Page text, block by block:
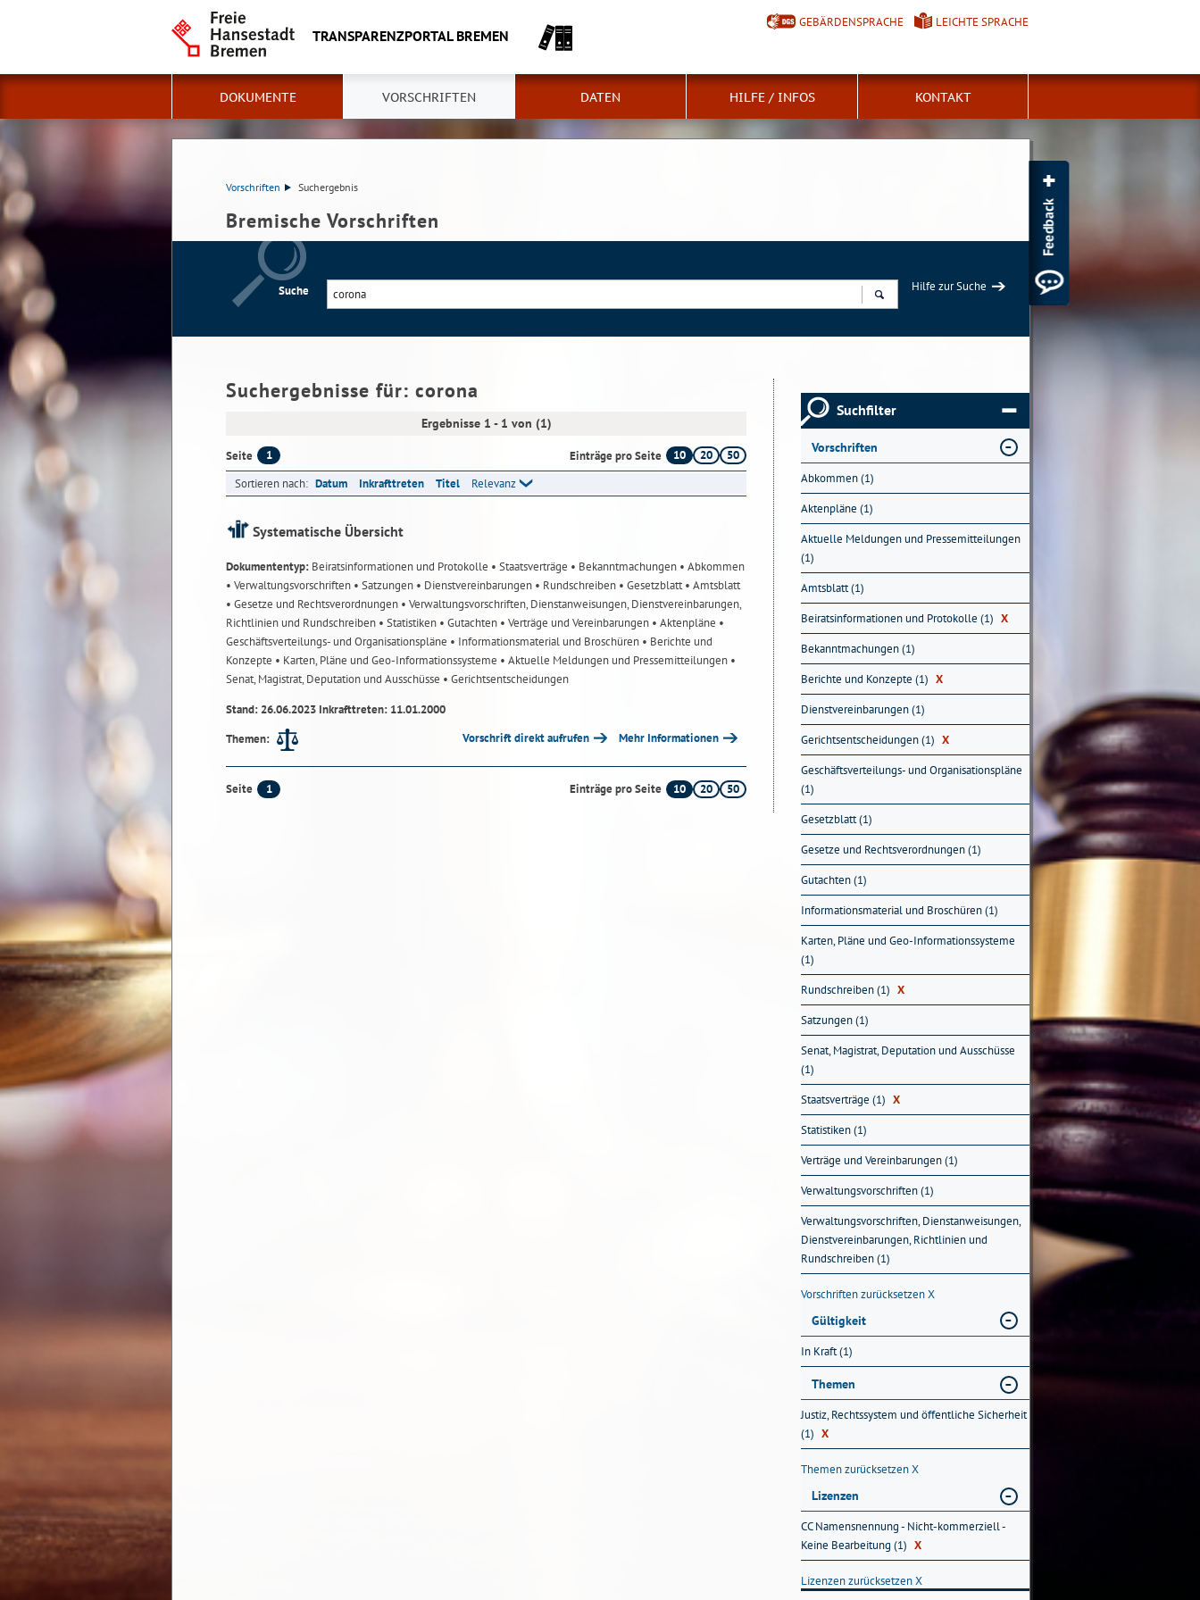
TRANSPARENZPORTAL BREMEN
GEBÄRDENSPRACHE LEICHTE SPRACHE
DOKUMENTE VORSCHRIFTEN DATEN HILFE / INFOS KONTAKT
Vorschriften Suchergebnis
Bremische Vorschriften
Suche
Hilfe zur Suche
Suchergebnisse für: corona
Ergebnisse 1 - 1 von (1)
Seite 1 Einträge pro Seite 10 20
50
Sortieren nach: Datum Inkrafttreten Titel Relevanz
Systematische Übersicht
Dokumententyp: Beiratsinformationen und Protokolle • Staatsverträge • Bekanntmachungen • Abkommen
• Verwaltungsvorschriften • Satzungen • Dienstvereinbarungen • Rundschreiben • Gesetzblatt• Amtsblatt
• Gesetze und Rechtsverordnungen • Verwaltungsvorschriften, Dienstanweisungen, Dienstvereinbarungen,
Richtlinien und Rundschreiben • Statistiken • Gutachten • Verträge und Vereinbarungen • Aktenpläne •
Geschäftsverteilungs- und Organisationspläne • Informationsmaterial und Broschüren • Berichte und
Konzepte • Karten, Pläne und Geo-Informationssysteme • Aktuelle Meldungen und Pressemitteilungen •
Senat, Magistrat, Deputation und Ausschüsse • Gerichtsentscheidungen
Stand: 26.06.2023 Inkrafttreten: 11.01.2000
Themen:
Vorschrift direkt aufrufen Mehr Informationen
Seite 1 Einträge pro Seite 10 20 50
Suchfilter
Vorschriften
Abkommen (1)
Aktenpläne (1)
Aktuelle Meldungen und Pressemitteilungen
(1)
Amtsblatt (1)
Beiratsinformationen und Protokolle (1) X
Bekanntmachungen (1)
Berichte und Konzepte (1) X
Dienstvereinbarungen (1)
Gerichtsentscheidungen (1) X
Geschäftsverteilungs- und Organisationspläne
(1)
Gesetzblatt (1)
Gesetze und Rechtsverordnungen (1)
Gutachten (1)
Informationsmaterial und Broschüren (1)
Karten, Pläne und Geo-Informationssysteme
(1)
Rundschreiben (1) X
Satzungen (1)
Senat, Magistrat, Deputation und Ausschüsse
(1)
Staatsverträge (1) X
Statistiken (1)
Verträge und Vereinbarungen (1)
Verwaltungsvorschriften (1)
Verwaltungsvorschriften, Dienstanweisungen,
Dienstvereinbarungen, Richtlinien und
Rundschreiben (1)
Vorschriften zurücksetzenX
Gültigkeit
In Kraft (1)
Themen
Justiz, Rechtssystem und öffentliche Sicherheit
(1) X
Themen zurücksetzenX
Lizenzen
CC Namensnennung - Nicht-kommerziell -
Keine Bearbeitung (1) X
Lizenzen zurücksetzenX